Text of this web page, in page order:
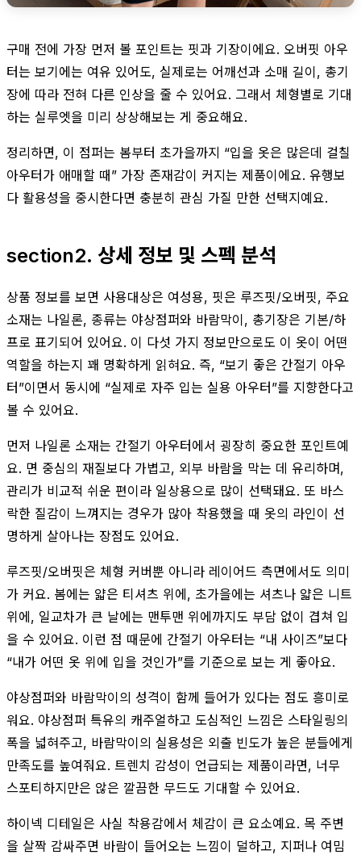
구매 전에 가장 먼저 볼 포인트는 핏과 기장이에요. 오버핏 아우
터는 보기에는 여유 있어도, 실제로는 어깨선과 소매 길이, 총기
장에 따라 전혀 다른 인상을 줄 수 있어요. 그래서 체형별로 기대
하는 실루엣을 미리 상상해보는 게 중요해요.
정리하면, 이 점퍼는 봄부터 초가을까지 “입을 옷은 많은데 걸칠
아우터가 애매할 때” 가장 존재감이 커지는 제품이에요. 유행보
다 활용성을 중시한다면 충분히 관심 가질 만한 선택지예요.
section2. 상세 정보 및 스펙 분석
상품 정보를 보면 사용대상은 여성용, 핏은 루즈핏/오버핏, 주요
소재는 나일론, 종류는 야상점퍼와 바람막이, 총기장은 기본/하
프로 표기되어 있어요. 이 다섯 가지 정보만으로도 이 옷이 어떤
역할을 하는지 꽤 명확하게 읽혀요. 즉, “보기 좋은 간절기 아우
터”이면서 동시에 “실제로 자주 입는 실용 아우터”를 지향한다고
볼 수 있어요.
먼저 나일론 소재는 간절기 아우터에서 굉장히 중요한 포인트예
요. 면 중심의 재질보다 가볍고, 외부 바람을 막는 데 유리하며,
관리가 비교적 쉬운 편이라 일상용으로 많이 선택돼요. 또 바스
락한 질감이 느껴지는 경우가 많아 착용했을 때 옷의 라인이 선
명하게 살아나는 장점도 있어요.
루즈핏/오버핏은 체형 커버뿐 아니라 레이어드 측면에서도 의미
가 커요. 봄에는 얇은 티셔츠 위에, 초가을에는 셔츠나 얇은 니트
위에, 일교차가 큰 날에는 맨투맨 위에까지도 부담 없이 겹쳐 입
을 수 있어요. 이런 점 때문에 간절기 아우터는 “내 사이즈”보다
“내가 어떤 옷 위에 입을 것인가”를 기준으로 보는 게 좋아요.
야상점퍼와 바람막이의 성격이 함께 들어가 있다는 점도 흥미로
워요. 야상점퍼 특유의 캐주얼하고 도심적인 느낌은 스타일링의
폭을 넓혀주고, 바람막이의 실용성은 외출 빈도가 높은 분들에게
만족도를 높여줘요. 트렌치 감성이 언급되는 제품이라면, 너무
스포티하지만은 않은 깔끔한 무드도 기대할 수 있어요.
하이넥 디테일은 사실 착용감에서 체감이 큰 요소예요. 목 주변
을 살짝 감싸주면 바람이 들어오는 느낌이 덜하고, 지퍼나 여밈